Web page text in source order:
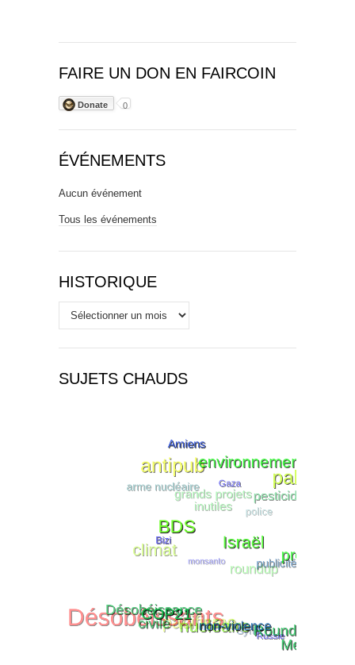
FAIRE UN DON EN FAIRCOIN
Donate 0
ÉVÉNEMENTS
Aucun événement
Tous les événements
HISTORIQUE
Historique
SUJETS CHAUDS